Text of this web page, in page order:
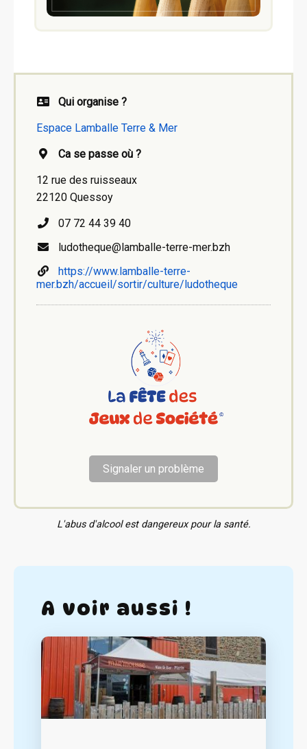
Qui organise ?
Espace Lamballe Terre & Mer
Ca se passe où ?
12 rue des ruisseaux
22120 Quessoy
07 72 44 39 40
ludotheque@lamballe-terre-mer.bzh
https://www.lamballe-terre-
mer.bzh/accueil/sortir/culture/ludotheque
Signaler un problème
L'abus d'alcool est dangereux pour la santé.
A voir aussi !